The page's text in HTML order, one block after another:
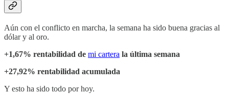
Aún con el conflicto en marcha, la semana ha sido buena gracias al
dólar y al oro.
+1,67% rentabilidad de mi cartera la última semana
+27,92% rentabilidad acumulada
Y esto ha sido todo por hoy.